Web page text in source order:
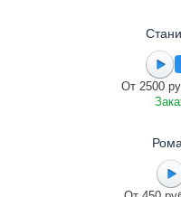
От 2500